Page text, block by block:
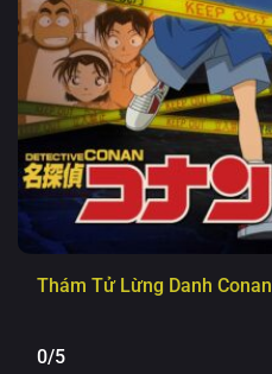
Thám Tử Lừng Danh Conan
0/5